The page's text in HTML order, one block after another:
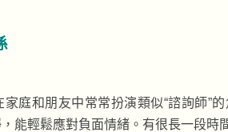
庭和朋友中常常扮演類似“諮詢師”
能輕鬆應對負面情緒。有很長一段時